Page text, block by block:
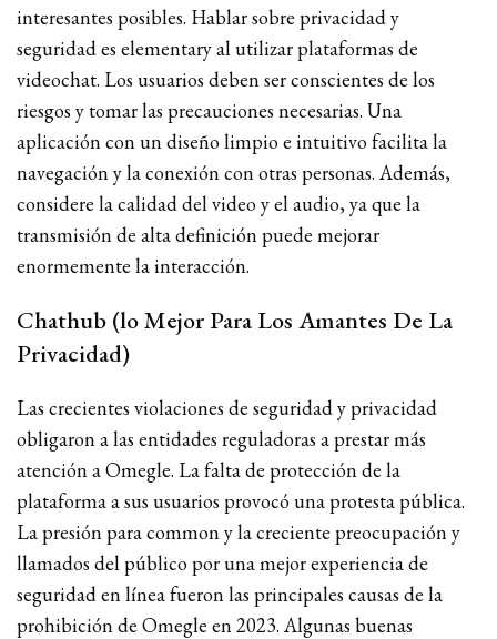
interesantes posibles. Hablar sobre privacidad y
seguridad es elementary al utilizar plataformas de
videochat. Los usuarios deben ser conscientes de los
riesgos y tomar las precauciones necesarias. Una
aplicación con un diseño limpio e intuitivo facilita la
navegación y la conexión con otras personas. Además,
considere la calidad del video y el audio, ya que la
transmisión de alta definición puede mejorar
enormemente la interacción.
Chathub (lo Mejor Para Los Amantes De La
Privacidad)
Las crecientes violaciones de seguridad y privacidad
obligaron a las entidades reguladoras a prestar más
atención a Omegle. La falta de protección de la
plataforma a sus usuarios provocó una protesta pública.
La presión para common y la creciente preocupación y
llamados del público por una mejor experiencia de
seguridad en línea fueron las principales causas de la
prohibición de Omegle en 2023. Algunas buenas